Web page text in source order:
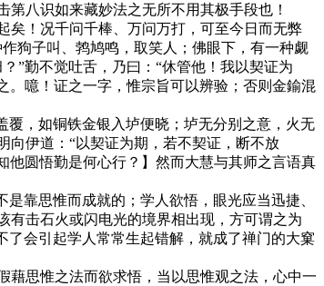
八识如来藏妙法之无所不用其极手段也！
！况千问千棒、万问万打，可至今日而无弊
狗子叫、鹁鸠鸣，取笑人；佛眼下，有一种觑
”勤不觉吐舌，乃曰：“休管他！我以契证为
。噫！证之一字，惟宗旨可以辨验；否则金鍮混
，如铜铁金银入垆便晓；垆无分别之意，火无
向伊道：“以契证为期，若不契证，断不放
他圆悟勤是何心行？】然而大慧与其师之言语真
靠思惟而成就的；学人欲悟，眼光应当迅捷、
有击石火或闪电光的境界相出现，方可谓之为
了会引起学人常常生起错解，就成了禅门的大窠
思惟之法而欲求悟，当以思惟观之法，心中一